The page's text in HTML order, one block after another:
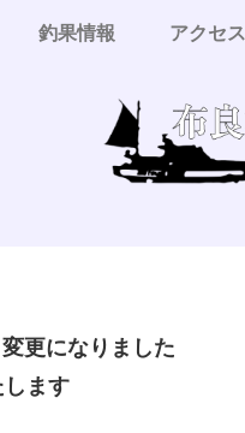
釣果情報 アクセス
更になりました
ます